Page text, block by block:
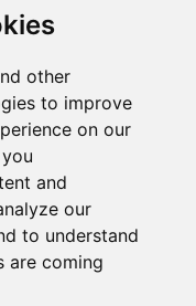
other
to improve
on our
and
our
to understand
are coming
颖而出的企业而言，合
费用”（CPC）进行计
商家需要支付一定的费
而出成为各大公司面临
体现，发挥着不可忽视
传推广以及有效的策
和用户体验。消费者通
牌制定独特、富有创意
掌握网络营销的核心技巧：怎么样快速了解SEO的最佳方法